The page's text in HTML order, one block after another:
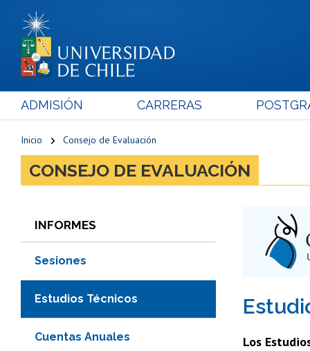
ADMISIÓN CARRERAS
Inicio Consejo de Evaluación
CONSEJO DE EVALUACIÓN
INFORMES
Sesiones
Estudios Técnicos
Cuentas Anuales
Los